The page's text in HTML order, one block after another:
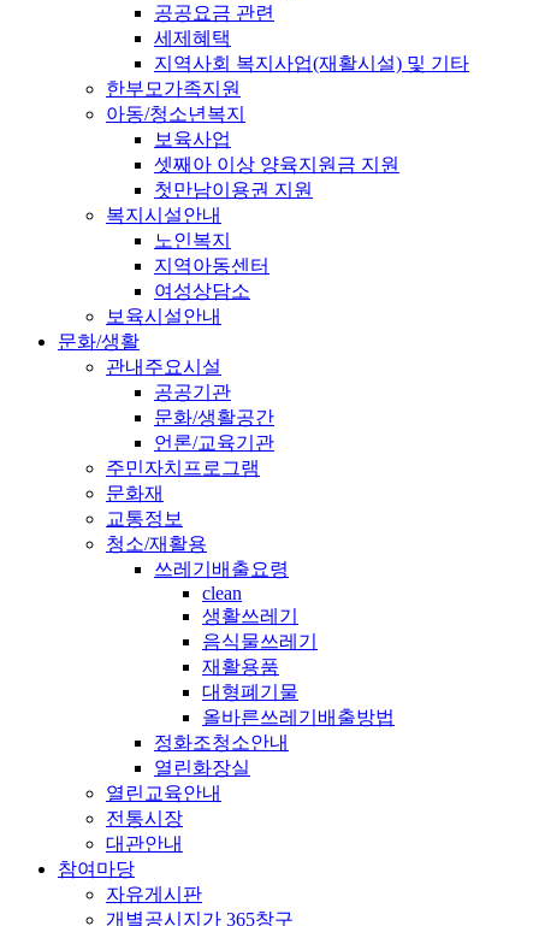
공공요금 관련
세제혜택
지역사회 복지사업(재활시설) 및 기타
한부모가족지원
아동/청소년복지
보육사업
셋째아 이상 양육지원금 지원
첫만남이용권 지원
복지시설안내
노인복지
지역아동센터
여성상담소
보육시설안내
문화/생활
관내주요시설
공공기관
문화/생활공간
언론/교육기관
주민자치프로그램
문화재
교통정보
청소/재활용
쓰레기배출요령
clean
생활쓰레기
음식물쓰레기
재활용품
대형폐기물
올바른쓰레기배출방법
정화조청소안내
열린화장실
열린교육안내
전통시장
대관안내
참여마당
자유게시판
개별공시지가 365창구